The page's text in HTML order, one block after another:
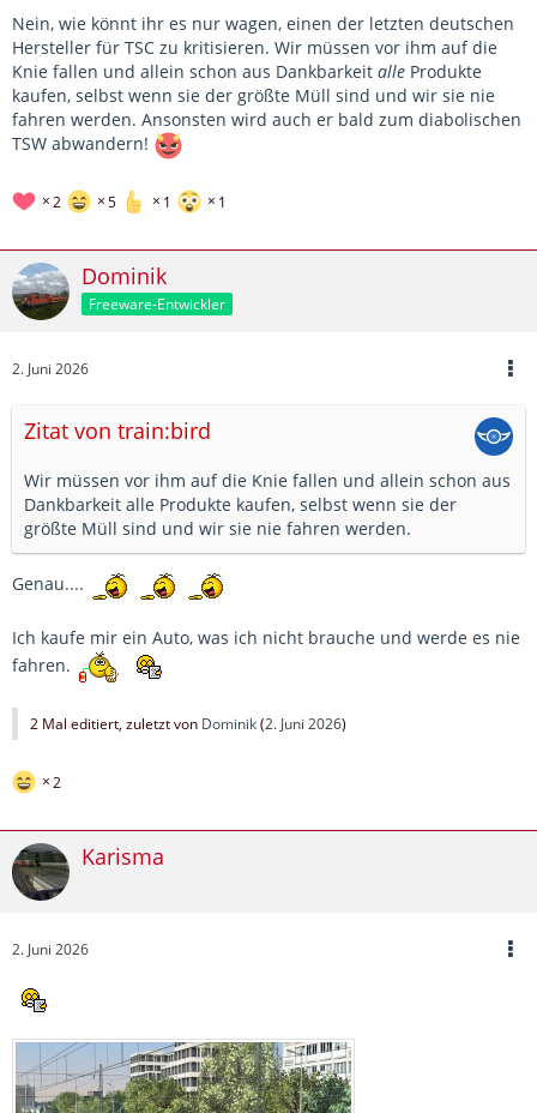
Nein, wie könnt ihr es nur wagen, einen der letzten deutschen
Hersteller für TSC zu kritisieren. Wir müssen vor ihm auf die
Knie fallen und allein schon aus Dankbarkeit alle Produkte
kaufen, selbst wenn sie der größte Müll sind und wir sie nie
fahren werden. Ansonsten wird auch er bald zum diabolischen
TSW abwandern!
2 5 1 1
Dominik
Freeware-Entwickler
2. Juni 2026
Zitat von train:bird
Wir müssen vor ihm auf die Knie fallen und allein schon aus
Dankbarkeit alle Produkte kaufen, selbst wenn sie der
größte Müll sind und wir sie nie fahren werden.
Genau....
Ich kaufe mir ein Auto, was ich nicht brauche und werde es nie
fahren.
2 Mal editiert, zuletzt von Dominik(2. Juni 2026)
2
Karisma
2. Juni 2026